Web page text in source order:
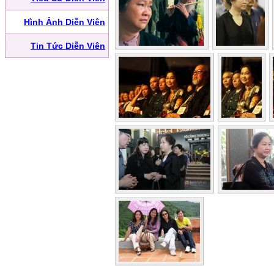
Hình Ảnh Diễn Viên
Tin Tức Diễn Viên